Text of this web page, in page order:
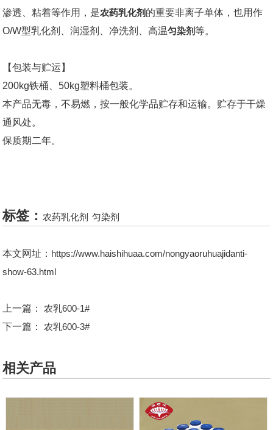
渗透、粘着等作用，是农药乳化剂 的重要非离子单体，也用作
O/W型乳化剂、润湿剂、净洗剂、高温匀染剂等。
【包装与贮运】
200kg铁桶、50kg塑料桶包装。
本产品无毒，不易燃，按一般化学品贮存和运输。贮存于干燥
通风处。
保质期二年。
标签：农药乳化剂 匀染剂
本文网址： https://www.haishihuaa.com/nongyaoruhuajidanti-
show-63.html
上一篇：
农乳600-1#
下一篇：
农乳600-3#
相关产品